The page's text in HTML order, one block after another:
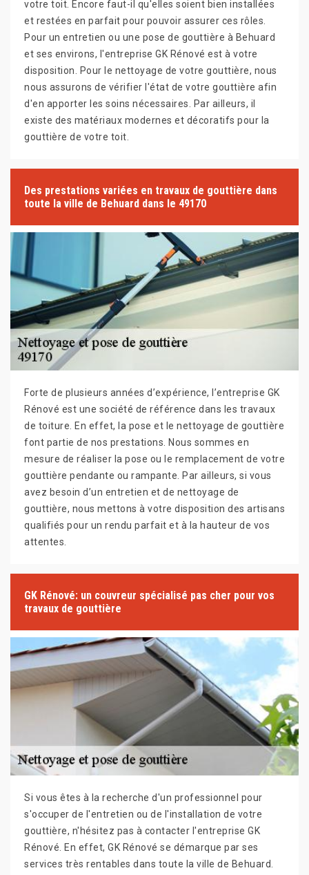
votre toit. Encore faut-il qu'elles soient bien installées
et restées en parfait pour pouvoir assurer ces rôles.
Pour un entretien ou une pose de gouttière à Behuard
et ses environs, l'entreprise GK Rénové est à votre
disposition. Pour le nettoyage de votre gouttière, nous
nous assurons de vérifier l'état de votre gouttière afin
d'en apporter les soins nécessaires. Par ailleurs, il
existe des matériaux modernes et décoratifs pour la
gouttière de votre toit.
Des prestations variées en travaux de gouttière dans
toute la ville de Behuard dans le 49170
Forte de plusieurs années d’expérience, l’entreprise GK
Rénové est une société de référence dans les travaux
de toiture. En effet, la pose et le nettoyage de gouttière
font partie de nos prestations. Nous sommes en
mesure de réaliser la pose ou le remplacement de votre
gouttière pendante ou rampante. Par ailleurs, si vous
avez besoin d’un entretien et de nettoyage de
gouttière, nous mettons à votre disposition des artisans
qualifiés pour un rendu parfait et à la hauteur de vos
attentes.
GK Rénové: un couvreur spécialisé pas cher pour vos
travaux de gouttière
Si vous êtes à la recherche d'un professionnel pour
s'occuper de l'entretien ou de l'installation de votre
gouttière, n'hésitez pas à contacter l'entreprise GK
Rénové. En effet, GK Rénové se démarque par ses
services très rentables dans toute la ville de Behuard.